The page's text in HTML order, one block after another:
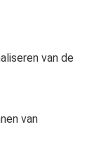
van de
van